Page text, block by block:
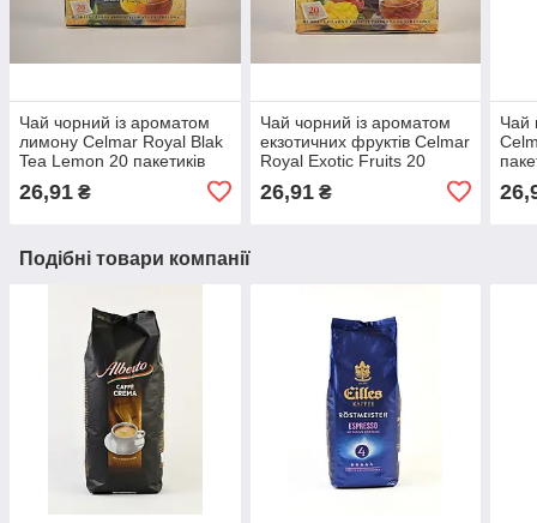
Чай чорний із ароматом
лимону Celmar Royal Blak
Tea Lemon 20 пакетиків
26,91 ₴
Чай чорний із ароматом
екзотичних фруктів Celmar
Royal Exotic Fruits 20
26,91₴
Чай
Подібні товари компанії